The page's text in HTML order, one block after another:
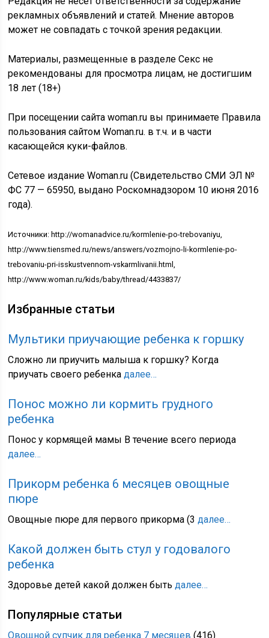
рекламных объявлений и статей. Мнение авторов
может не совпадать с точкой зрения редакции.
Материалы, размещенные в разделе Секс не
рекомендованы для просмотра лицам, не достигшим
18 лет (18+)
При посещении сайта woman.ru вы принимаете Правила
пользования сайтом Woman.ru. в т.ч. и в части
касающейся куки-файлов.
Сетевое издание Woman.ru (Свидетельство СМИ ЭЛ №
ФС 77 — 65950, выдано Роскомнадзором 10 июня 2016
года).
Источники: http://womanadvice.ru/kormlenie-po-trebovaniyu,
http://www.tiensmed.ru/news/answers/vozmojno-li-kormlenie-po-
trebovaniu-pri-isskustvennom-vskarmlivanii.html,
http://www.woman.ru/kids/baby/thread/4433837/
Избранные статьи
Мультики приучающие ребенка к горшку
Сложно ли приучить малыша к горшку? Когда
приучать своего ребенкадалее…
Понос можно ли кормить грудного
ребенка
Понос у кормящей мамы В течение всего периода
далее…
Прикорм ребенка 6 месяцев овощные
пюре
Овощные пюре для первого прикорма (3далее…
Какой должен быть стул у годовалого
ребенка
Здоровье детей какой должен бытьдалее…
Популярные статьи
Овощной супчик для ребенка 7 месяцев (416)